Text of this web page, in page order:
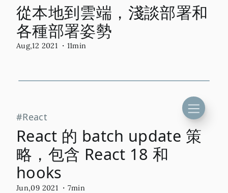
從本地到雲端，淺談部署和
各種部署姿勢
Aug,12 2021・11min
React
React 的 batch update 策
略，包含 React 18 和
hooks
Jun,09 2021・7min